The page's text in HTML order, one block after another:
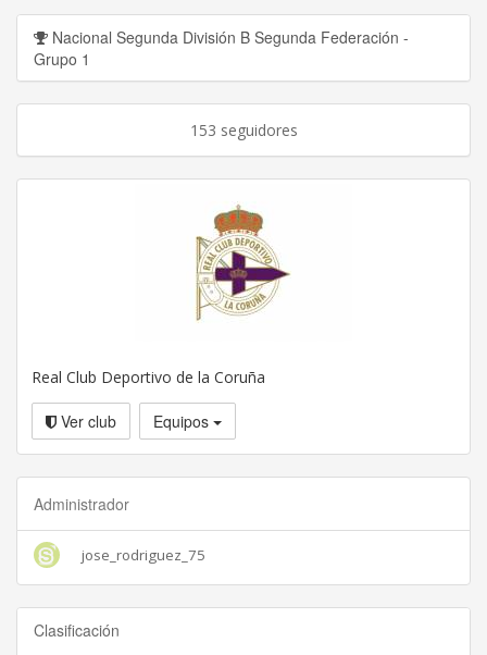
Nacional Segunda División B Segunda Federación -
Grupo 1
153 seguidores
Real Club Deportivo de la Coruña
Ver club Equipos
Administrador
jose_rodriguez_75
Clasificación